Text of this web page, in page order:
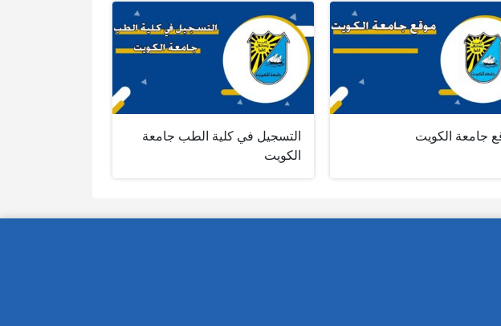
جامعة الكويت
التسجيل في كلية الطب جامعة
الكويت